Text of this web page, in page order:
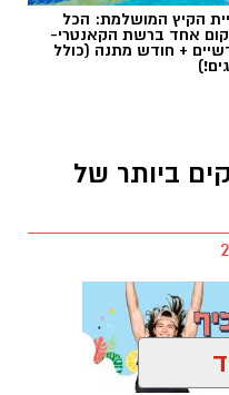
הקיץ המושלמת: הכל
אחד ברשת הקאנטרי-
+ חודש מתנה (כולל
ביותר של